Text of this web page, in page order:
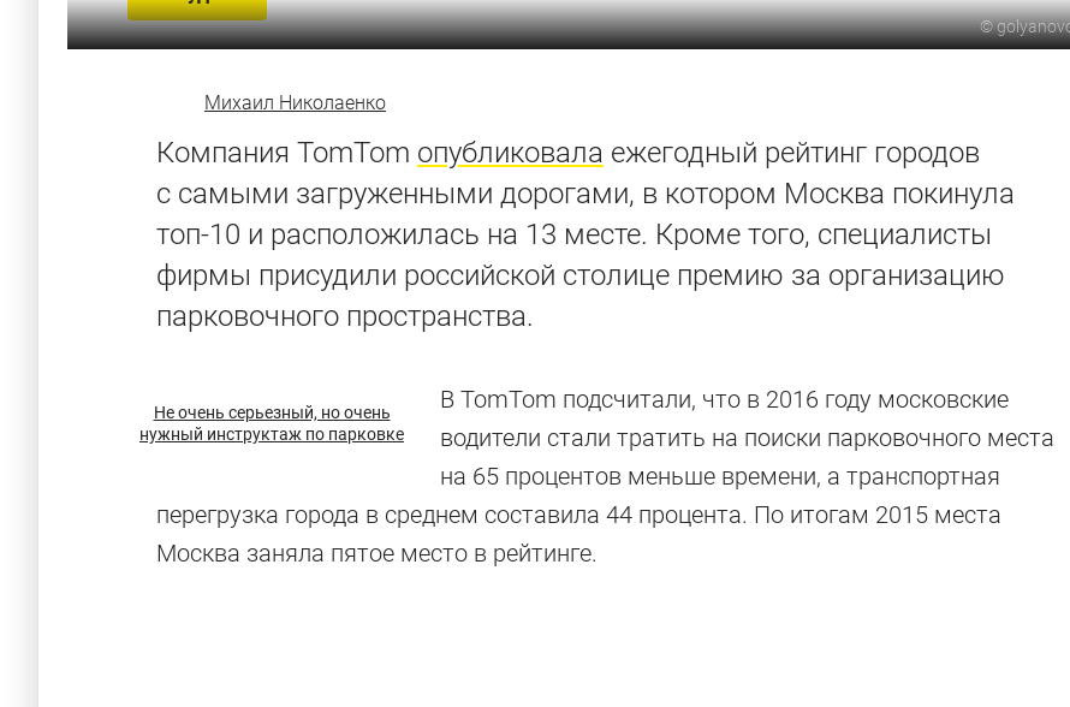
©
Михаил Николаенко
Компания TomTom опубликовала ежегодный рейтинг городов
с самыми загруженными дорогами, в котором Москва покинула
топ-10 и расположилась на 13 месте. Кроме того, специалисты
фирмы присудили российской столице премию за организацию
парковочного пространства.
Не очень серьезный, но очень
нужный инструктаж по парковке
В TomTom подсчитали, что в 2016 году московские
водители стали тратить на поиски парковочного места
на 65 процентов меньше времени, а транспортная
перегрузка города в среднем составила 44 процента. По итогам 2015 места
Москва заняла пятое место в рейтинге.